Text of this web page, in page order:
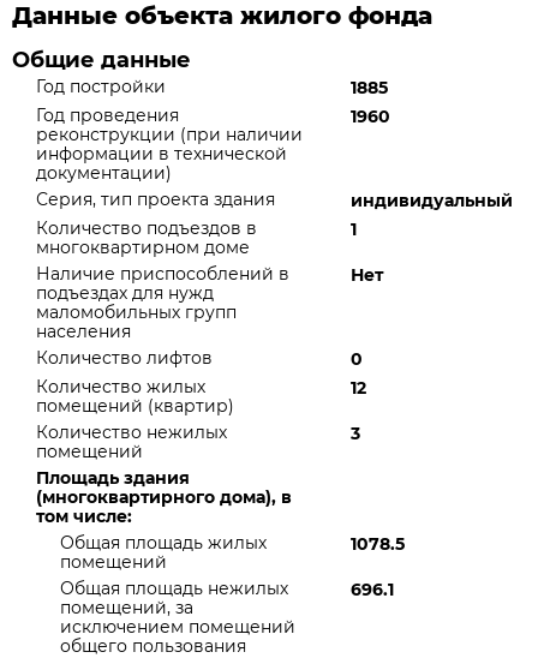
Данные объекта жилого фонда
Общие данные
Год постройки
1885
Год проведения
реконструкции (при наличии
информации в технической
документации)
1960
Серия, тип проекта здания
индивидуальный
Количество подъездов в
многоквартирном доме
1
Наличие приспособлений в
подъездах для нужд
маломобильных групп
населения
Нет
Количество лифтов
0
Количество жилых
помещений (квартир)
12
Количество нежилых
помещений
3
Площадь здания
(многоквартирного дома), в
том числе:
Общая площадь жилых
помещений
1078.5
Общая площадь нежилых
помещений, за
исключением помещений
общего пользования
696.1